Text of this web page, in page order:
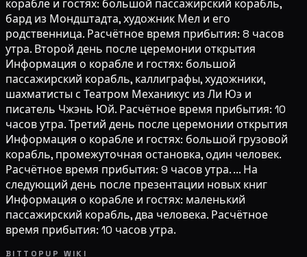
корабле и гостях: большой пассажирский корабль,
бард из Мондштадта, художник Мел и его
родственница. Расчётное время прибытия: 8 часов
утра. Второй день после церемонии открытия
Информация о корабле и гостях: большой
пассажирский корабль, каллиграфы, художники,
шахматисты с Театром Механикус из Ли Юэ и
писатель Чжэнь Юй. Расчётное время прибытия: 10
часов утра. Третий день после церемонии открытия
Информация о корабле и гостях: большой грузовой
корабль, промежуточная остановка, один человек.
Расчётное время прибытия: 9 часов утра. ... На
следующий день после презентации новых книг
Информация о корабле и гостях: маленький
пассажирский корабль, два человека. Расчётное
время прибытия: 10 часов утра.
BITTOPUP WIKI